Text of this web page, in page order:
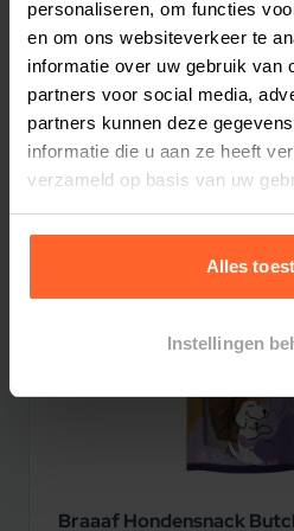
personaliseren, om functies
en om ons websiteverkeer te
informatie over uw gebruik van
partners voor social media,
partners kunnen deze
informatie die u aan ze heeft
verzameld op basis van uw
Alles
Instellingen
/Lipides brutes/ Vet 13.0 % Crude fibre /
Rohfaser / Fibres brutes/
3.0 % Crude ash / Rohasche /Cendres brutes/ As
7.5 % Calcium / Kalzium / Calcium/Calcium 1.8 %
Phosphorus / Phosphor /
FEED ADDITIVES PER KG: /
TOEVOEGINGSMIDDELEN
Zusatzstoffe: /Additifs
E672 Vitamin A / E672
E671 Vitamin D3 / E671
IE,Vitamine E (alfa-
E (alpha-Tocopherol-
Gerelateerde
5% korting
Braaaf Hondensnack